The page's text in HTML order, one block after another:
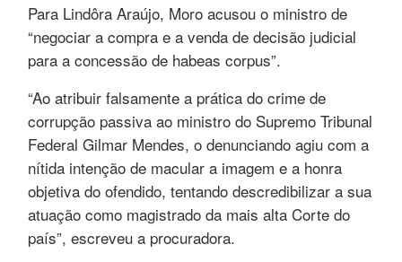
Para Lindôra Araújo, Moro acusou o ministro de
“negociar a compra e a venda de decisão judicial
para a concessão de habeas corpus”.
“Ao atribuir falsamente a prática do crime de
corrupção passiva ao ministro do Supremo Tribunal
Federal Gilmar Mendes, o denunciando agiu com a
nítida intenção de macular a imagem e a honra
objetiva do ofendido, tentando descredibilizar a sua
atuação como magistrado da mais alta Corte do
país”, escreveu a procuradora.